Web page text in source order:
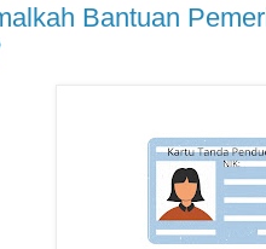
Bantuan